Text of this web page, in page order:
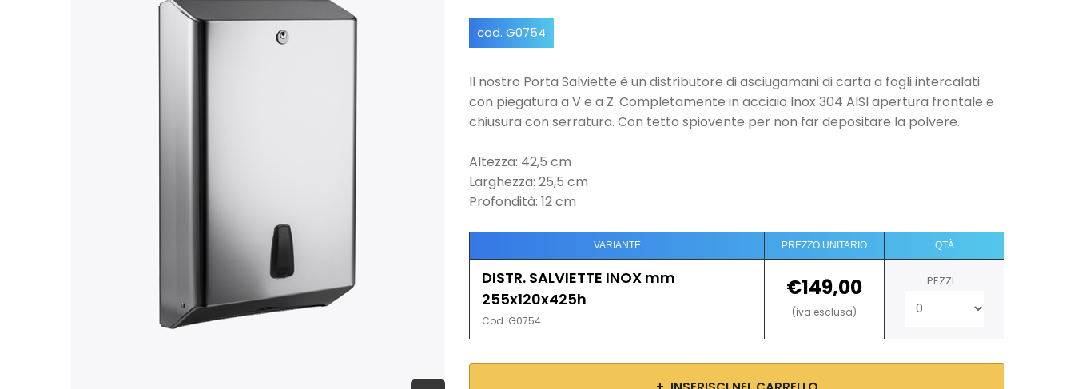
cod. G0754
Il nostro Porta Salviette è un distributore di asciugamani di carta a fogli intercalati
con piegatura a V e a Z. Completamente in acciaio Inox 304 AISI apertura frontale e
chiusura con serratura. Con tetto spiovente per non far depositare la polvere.
Altezza: 42,5 cm
Larghezza: 25,5 cm
Profondità: 12 cm
VARIANTE PREZZO UNITARIO QTÀ
DISTR. SALVIETTE INOX mm
255x120x425h
Cod. G0754
€149,00
(iva esclusa)
PEZZI